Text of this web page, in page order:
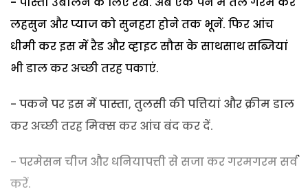
लहसुन और प्याज को सुनहरा होने तक भूनें. फिर आंच
धीमी कर इस में रैड और व्हाइट सौस के साथसाथ सब्जियां
भी डाल कर अच्छी तरह पकाएं.
- पकने पर इस में पास्ता, तुलसी की पत्तियां और क्रीम डाल
कर अच्छी तरह मिक्स कर आंच बंद कर दें.
- परमेसन चीज और धनियापत्ती से सजा कर गरमगरम सर्व
करें.